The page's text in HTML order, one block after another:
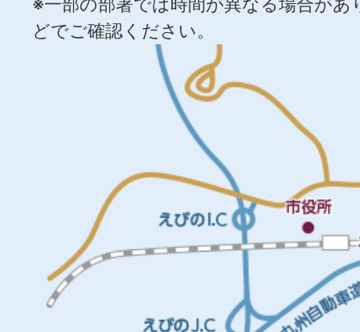
どでご確認ください。